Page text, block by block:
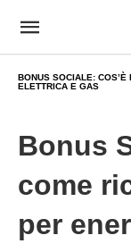
BONUS SOCIALE:
ELETTRICA E GAS
Bonus
come
per